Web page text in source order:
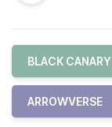
BLACK CANARY
ARROWVERSE